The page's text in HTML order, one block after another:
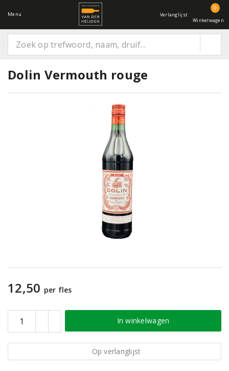
Menu Verlanglijst
0
Winkelwagen
Dolin Vermouth rouge
12,50 per fles
In winkelwagen
Op verlanglijst